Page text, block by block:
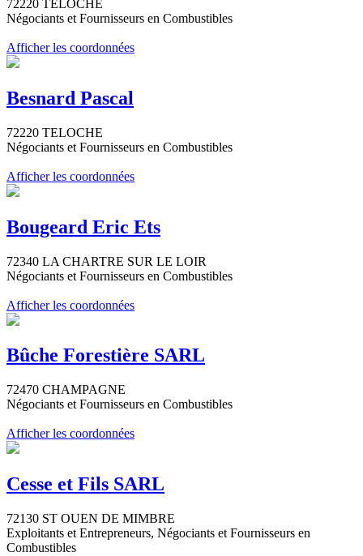
72220 TELOCHE
Négociants et Fournisseurs en Combustibles
Afficher les coordonnées
Besnard Pascal
72220 TELOCHE
Négociants et Fournisseurs en Combustibles
Afficher les coordonnées
Bougeard Eric Ets
72340 LA CHARTRE SUR LE LOIR
Négociants et Fournisseurs en Combustibles
Afficher les coordonnées
Bûche Forestière SARL
72470 CHAMPAGNE
Négociants et Fournisseurs en Combustibles
Afficher les coordonnées
Cesse et Fils SARL
72130 ST OUEN DE MIMBRE
Exploitants et Entrepreneurs, Négociants et Fournisseurs en
Combustibles